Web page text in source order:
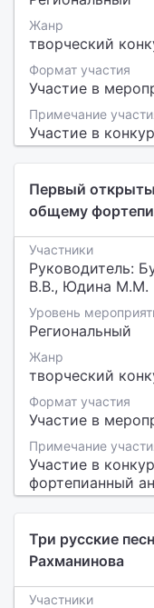
Жанр
творческий
Формат участия
Участие в
Примечание
Участие в
Первый
общему
Участники
Руководитель:
В.В., Юдина М.М.
Уровень
Региональный
Жанр
творческий
Формат участия
Участие в
Примечание
Участие в
фортепианный
Три русские
Рахманинова
Участники